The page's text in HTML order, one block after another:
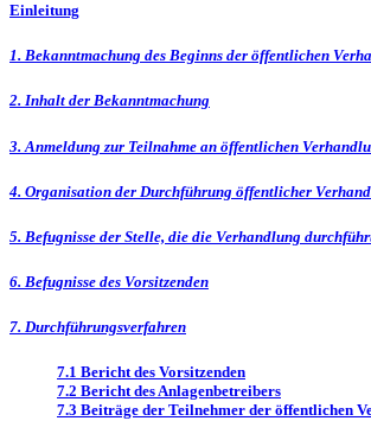
Einleitung
1. Bekanntmachung des Beginns der öffentlichen
2. Inhalt der Bekanntmachung
3. Anmeldung zur Teilnahme an öffentlichen
4. Organisation der Durchführung öffentlicher
5. Befugnisse der Stelle, die die Verhandlung
6. Befugnisse des Vorsitzenden
7. Durchführungsverfahren
7.1 Bericht des Vorsitzenden
7.2 Bericht des Anlagenbetreibers
7.3 Beiträge der Teilnehmer der öffentlichen